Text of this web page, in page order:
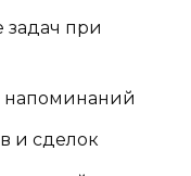
задач при
напоминаний
и сделок